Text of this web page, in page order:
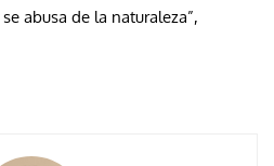
abusa de la naturaleza”,